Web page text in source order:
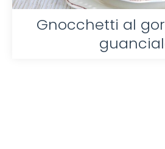
Gnocchetti al